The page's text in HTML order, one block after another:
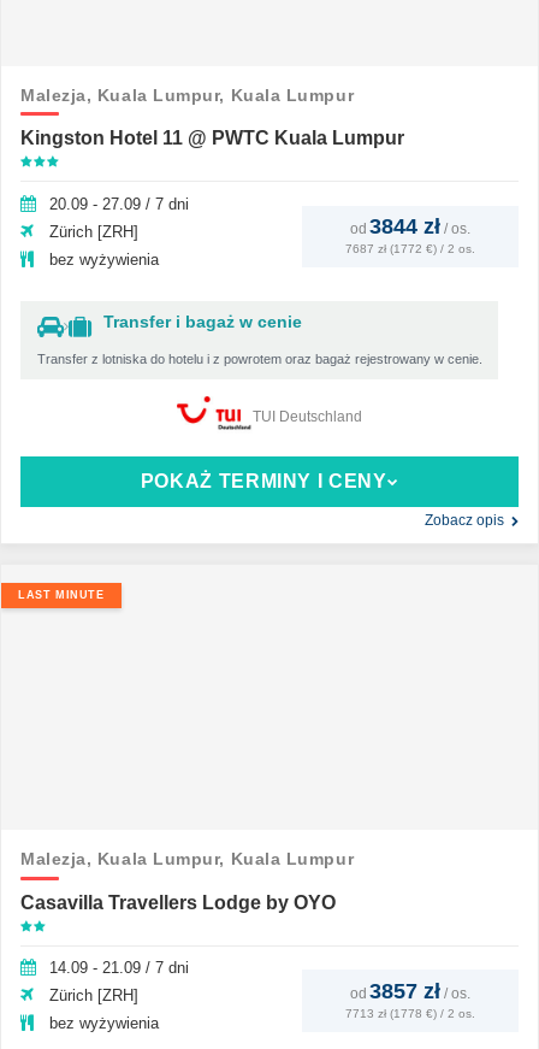
Malezja, Kuala Lumpur, Kuala Lumpur
Kingston Hotel 11 @ PWTC Kuala Lumpur
20.09 - 27.09 / 7 dni
Zürich [ZRH]
bez wyżywienia
Transfer i bagaż w cenie
Transfer z lotniska do hotelu i z powrotem oraz bagaż rejestrowany w cenie.
od 3844 zł / os.
7687 zł (1772 €) / 2 os.
POKAŻ TERMINY I CENY
Zobacz opis
TUI Deutschland
LAST MINUTE
Malezja, Kuala Lumpur, Kuala Lumpur
Casavilla Travellers Lodge by OYO
14.09 - 21.09 / 7 dni
Zürich [ZRH]
bez wyżywienia
od 3857 zł / os.
7713 zł (1778 €) / 2 os.